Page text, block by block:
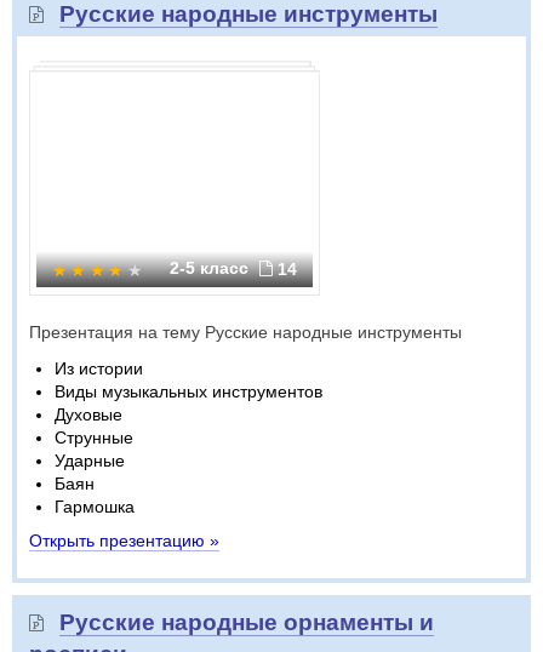
Русские народные инструменты
2-5 класс 14
Презентация на тему Русские народные инструменты
Из истории
Виды музыкальных инструментов
Духовые
Струнные
Ударные
Баян
Гармошка
Открыть презентацию »
Русские народные орнаменты и